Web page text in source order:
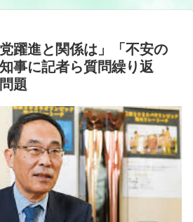
躍進と関係は」「不安の
事に記者ら質問繰り返
題